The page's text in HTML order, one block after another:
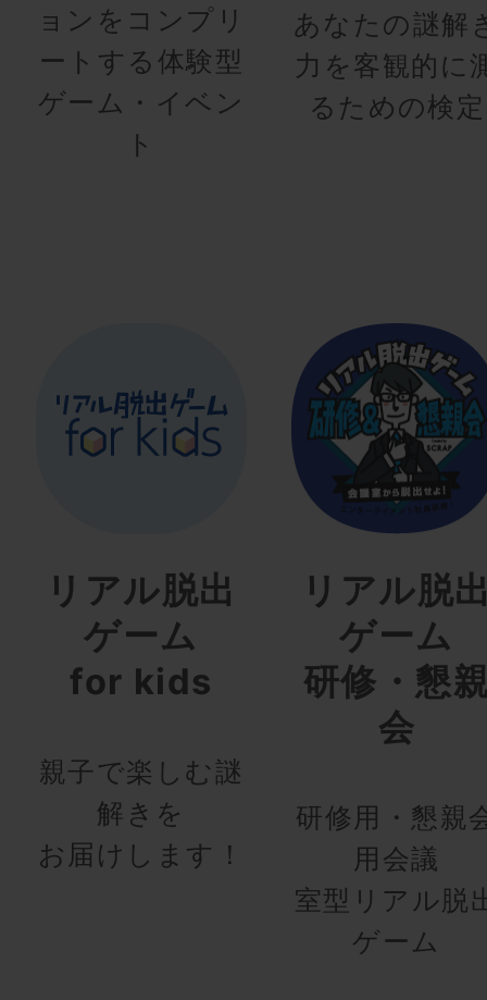
ョンをコンプリ
ートする体験型
ゲーム・イベン
ト
あなたの謎解
力を客観的に
るための検定
リアル脱出
ゲーム
for kids
親子で楽しむ謎
解きを
お届けします！
リアル脱
ゲーム
研修・懇
会
研修用・懇親
用会議
室型リアル脱
ゲーム